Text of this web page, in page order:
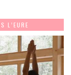
L’EURE